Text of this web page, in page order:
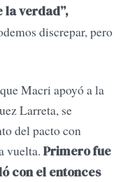
la verdad”,
discrepar, pero
Macri apoyó a la
Larreta, se
del pacto con
vuelta. Primero fue
con el entonces